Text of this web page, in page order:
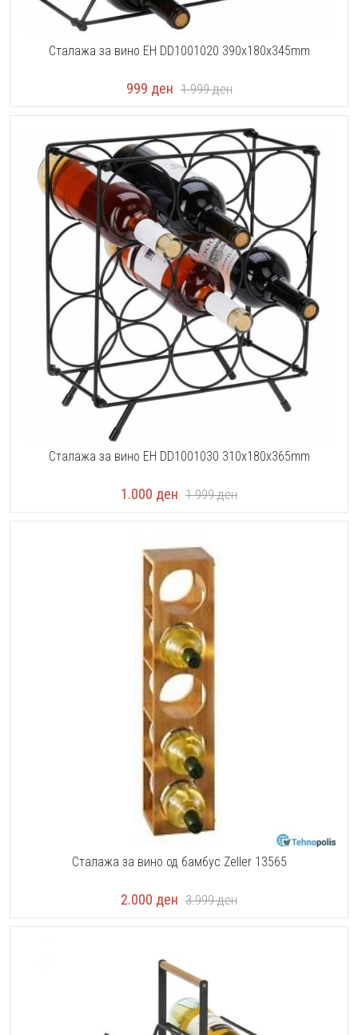
Сталажа за вино EH DD1001020 390x180x345mm
999 ден 1.999ден
Сталажа за вино EH DD1001030 310x180x365mm
1.000 ден 1.999ден
Сталажа за вино од бамбус Zeller 13565
2.000 ден 3.999ден